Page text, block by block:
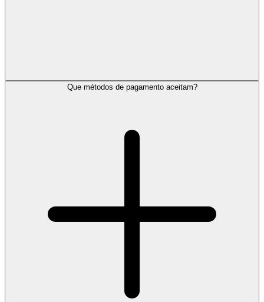
Que métodos de pagamento aceitam?